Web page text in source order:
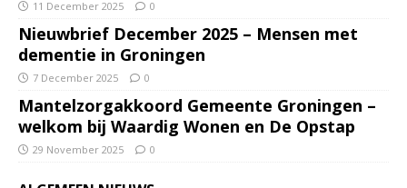
11 December 2025 0
Nieuwbrief December 2025 – Mensen met
dementie in Groningen
7 December 2025 0
Mantelzorgakkoord Gemeente Groningen –
welkom bij Waardig Wonen en De Opstap
29 November 2025 0